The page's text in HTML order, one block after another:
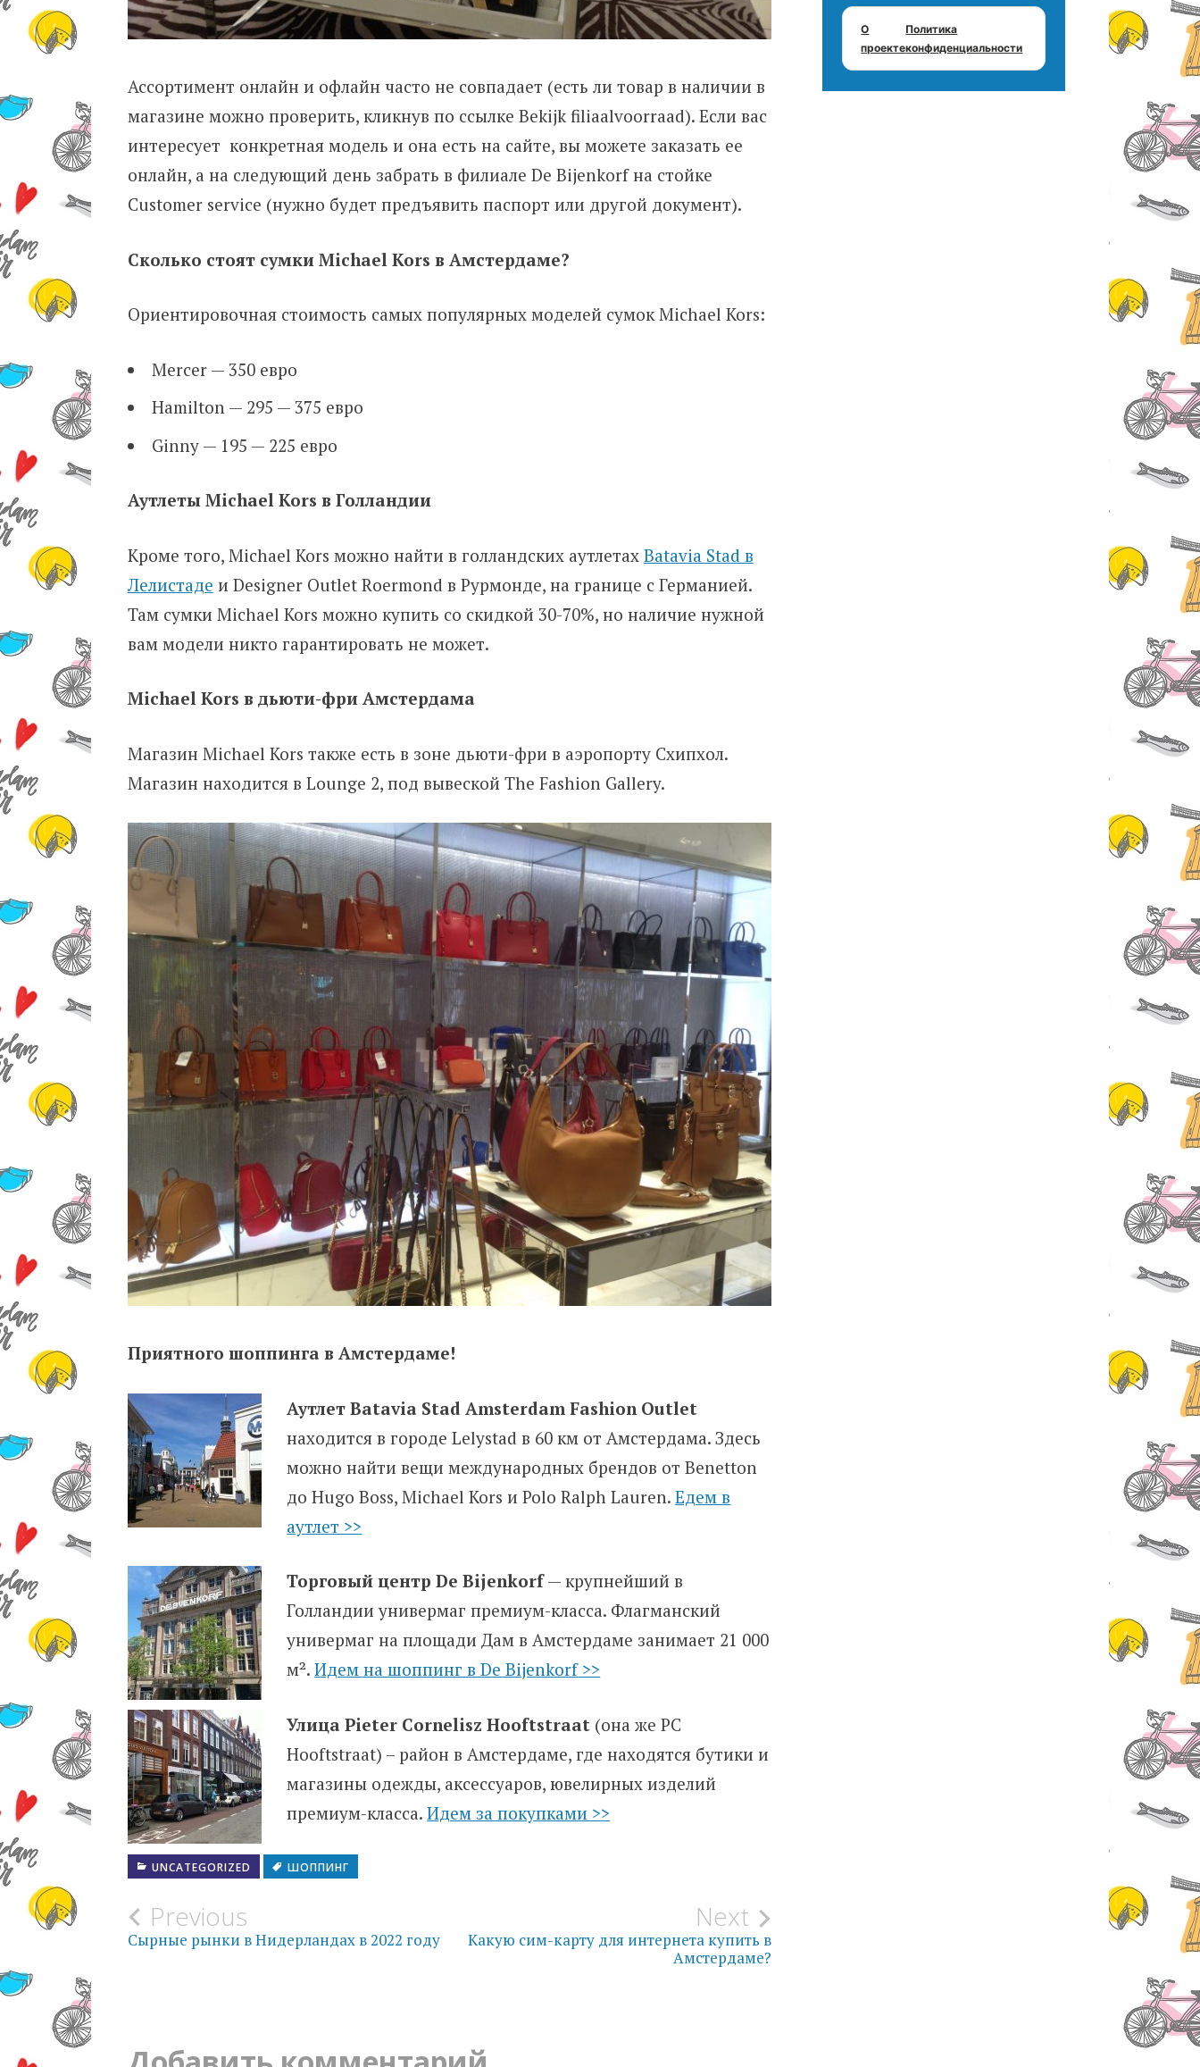
Ассортимент онлайн и офлайн часто не совпадает (есть ли товар в наличии в
магазине можно проверить, кликнув по ссылке Bekijk filiaalvoorraad). Если вас
интересует конкретная модель и она есть на сайте, вы можете заказать ее
онлайн, а на следующий день забрать в филиале De Bijenkorf на стойке
Customer service (нужно будет предъявить паспорт или другой документ).
Сколько стоят сумки Michael Kors в Амстердаме?
Ориентировочная стоимость самых популярных моделей сумок Michael Kors:
Mercer — 350 евро
Hamilton — 295 — 375 евро
Ginny — 195 — 225 евро
Аутлеты Michael Kors в Голландии
Кроме того, Michael Kors можно найти в голландских аутлетах Batavia Stad в
Лелистаде и Designer Outlet Roermond в Рурмонде, на границе с Германией.
Там сумки Michael Kors можно купить со скидкой 30-70%, но наличие нужной
вам модели никто гарантировать не может.
Michael Kors в дьюти-фри Амстердама
Магазин Michael Kors также есть в зоне дьюти-фри в аэропорту Схипхол.
Магазин находится в Lounge 2, под вывеской The Fashion Gallery.
Приятного шоппинга в Амстердаме!
Аутлет Batavia Stad Amsterdam Fashion Outlet
находится в городе Lelystad в 60 км от Амстердама. Здесь
можно найти вещи международных брендов от Benetton
до Hugo Boss, Michael Kors и Polo Ralph Lauren.Едем в
аутлет >>
Торговый центр De Bijenkorf— крупнейший в
Голландии универмаг премиум-класса. Флагманский
универмаг на площади Дам в Амстердаме занимает 21 000
м².Идем на шоппинг в De Bijenkorf >>
Улица Pieter Cornelisz Hooftstraat (она же PC
Hooftstraat) – район в Амстердаме, где находятся бутики и
магазины одежды, аксессуаров, ювелирных изделий
премиум-класса.Идем за покупками >>
UNCATEGORIZED ШОППИНГ
Post
Previous
Сырные рынки в Нидерландах в 2022 году
Next
Какую сим-карту для интернета купить в
Амстердаме?
О
проекте
Политика
конфиденциальности